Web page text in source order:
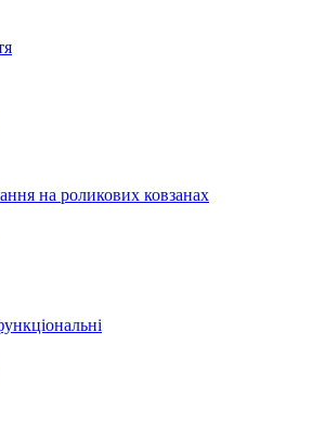
на роликових ковзанах